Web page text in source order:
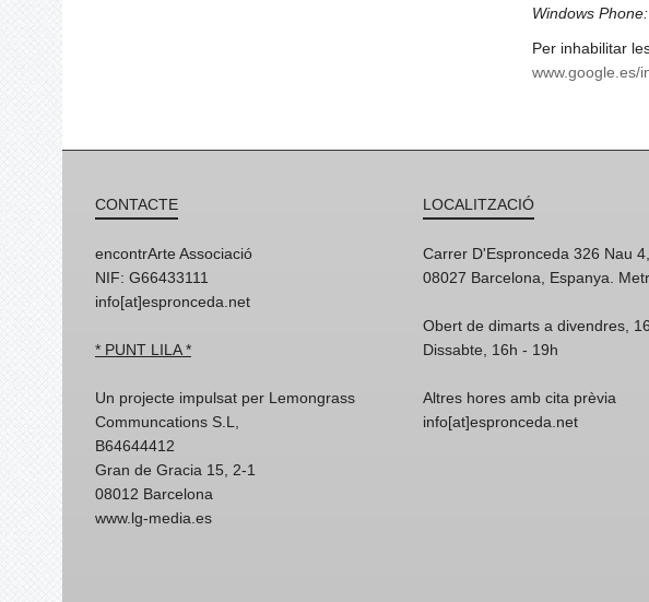
Windows Phone:
Per inhabilitar
www.google.es/
CONTACTE
encontrArte Associació
NIF: G66433111
info[at]espronceda.net
* PUNT LILA *
Un projecte impulsat per Lemongrass
Communcations S.L,
B64644412
Gran de Gracia 15, 2-1
08012 Barcelona
www.lg-media.es
LOCALITZACIÓ
Carrer D'Espronceda 326 Nau
08027 Barcelona, Espanya.
Obert de dimarts a divendres,
Dissabte, 16h - 19h
Altres hores amb cita prèvia
info[at]espronceda.net